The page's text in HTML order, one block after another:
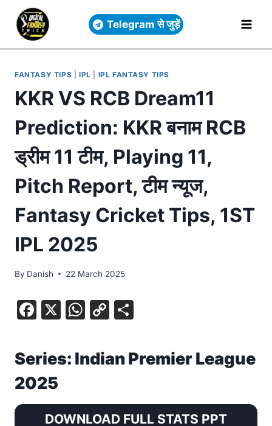
Telegram से जुड़ें
FANTASY TIPS IPL IPL FANTASY TIPS
KKR VS RCB Dream11
Prediction: KKR बनाम RCB
ड्रीम 11 टीम, Playing 11,
Pitch Report, टीम न्यूज,
Fantasy Cricket Tips, 1ST
IPL 2025
By Danish 22 March 2025
F
c
e
b
o
X
W
at
s
p
C
y
n
ar
e
Series: Indian Premier League
2025
DOWNLOAD FULL STATS PPT